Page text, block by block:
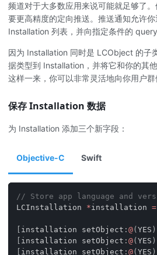
频道对于大多数应用来说可能就足够了
要更高精度的定向推送。推送通知允许
Installation 列表，并向指定条件的 query
因为 Installation 同时是 LCObject 的子
据类型到 Installation，并将它和你的其
这样一来，你可以非常灵活地向你用户群
保存 Installation 数据
为 Installation 添加三个新字段：
Objective-C Swift
// Store app language and
LCInstallation *installation =
installation setObject : @( YES )
installation setObject : @( YES )
installation setObject : @( YES )